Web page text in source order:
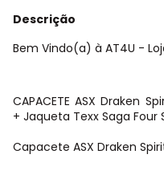
Descrição
Bem Vindo(a) à AT4U -
CAPACETE ASX Draken
+ Jaqueta Texx Saga Four
Capacete ASX Draken